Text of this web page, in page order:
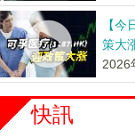
【
策大
2026
快訊